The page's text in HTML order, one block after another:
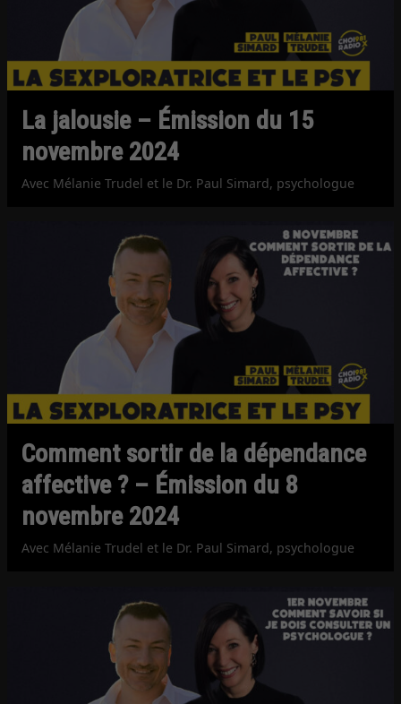
La jalousie – Émission du 15
novembre 2024
Avec Mélanie Trudel et le Dr. Paul Simard, psychologue
Comment sortir de la dépendance
affective ? – Émission du 8
novembre 2024
Avec Mélanie Trudel et le Dr. Paul Simard, psychologue